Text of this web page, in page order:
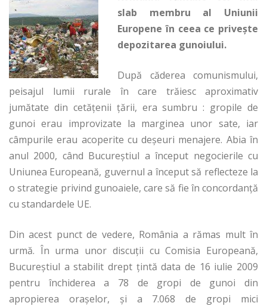
slab membru al Uniunii
Europene în ceea ce privește
depozitarea gunoiului.
După căderea comunismului,
peisajul lumii rurale în care trăiesc aproximativ
jumătate din cetățenii țării, era sumbru : gropile de
gunoi erau improvizate la marginea unor sate, iar
câmpurile erau acoperite cu deșeuri menajere. Abia în
anul 2000, când Bucureștiul a început negocierile cu
Uniunea Europeană, guvernul a început să reflecteze la
o strategie privind gunoaiele, care să fie în concordanță
cu standardele UE.
Din acest punct de vedere, România a rămas mult în
urmă. În urma unor discuții cu Comisia Europeană,
Bucureștiul a stabilit drept țintă data de 16 iulie 2009
pentru închiderea a 78 de gropi de gunoi din
apropierea orașelor, și a 7.068 de gropi mici